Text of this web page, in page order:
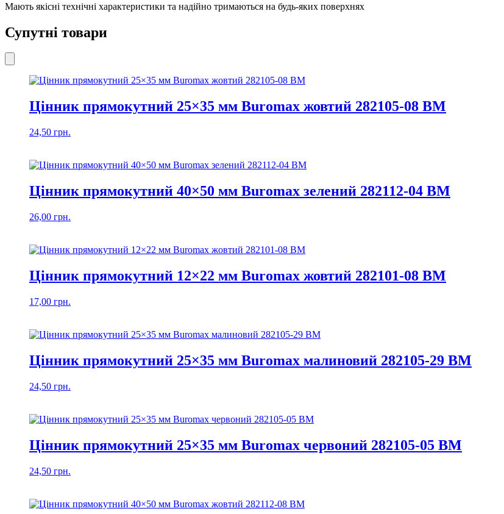
Мають якісні технічні характеристики та надійно тримаються на будь-яких поверхнях
Супутні товари
Цінник прямокутний 25×35 мм Buromax жовтий 282105-08 BM
24,50 грн.
Цінник прямокутний 40×50 мм Buromax зелений 282112-04 BM
26,00 грн.
Цінник прямокутний 12×22 мм Buromax жовтий 282101-08 BM
17,00 грн.
Цінник прямокутний 25×35 мм Buromax малиновий 282105-29 BM
24,50 грн.
Цінник прямокутний 25×35 мм Buromax червоний 282105-05 BM
24,50 грн.